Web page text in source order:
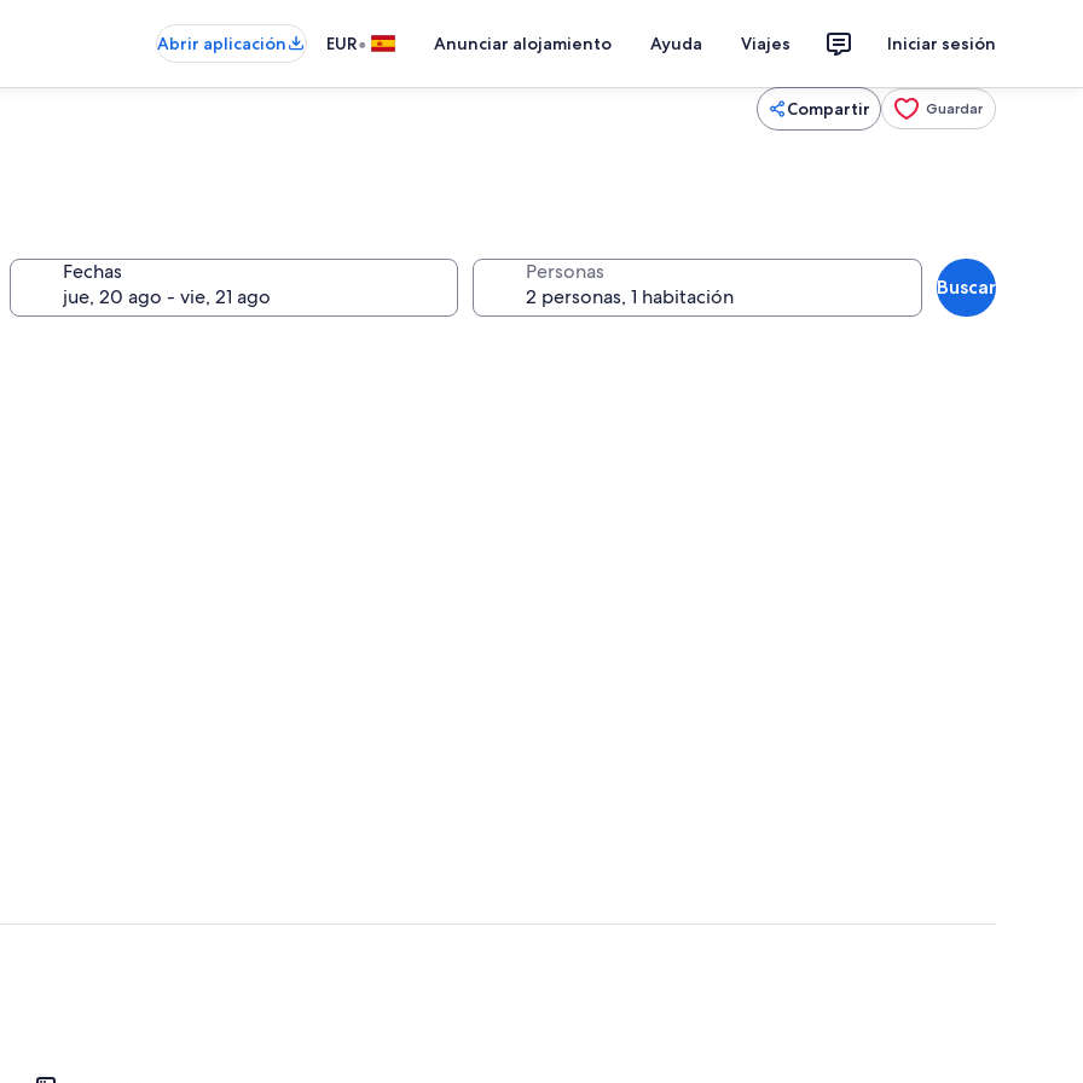
Abrir aplicación EUR• Anunciar alojamiento Ayuda Viajes Iniciar sesión
Compartir Guardar
Fechas Personas
Buscar